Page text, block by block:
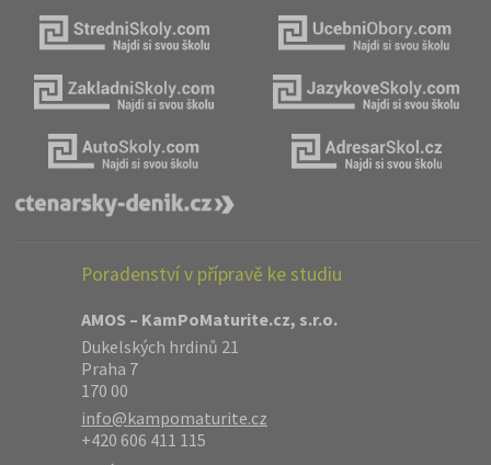
Poradenství v přípravě ke studiu
AMOS – KamPoMaturite.cz, s.r.o.
Dukelských hrdinů 21
Praha 7
170 00
info@kampomaturite.cz
+420 606 411 115